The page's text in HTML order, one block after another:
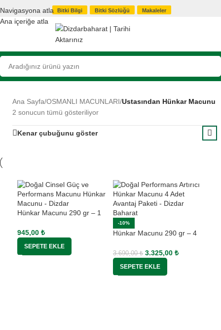
Navigasyona atla
Ana içeriğe atla
Makaleler
Bitki Sözlüğü
Bitki Bilgi
Ana Sayfa/OSMANLI MACUNLARI/Ustasından Hünkar Macunu
2 sonucun tümü gösteriliyor
Kenar çubuğunu göster
Hünkar Macunu 290 gr – 1
945,00 ₺
SEPETE EKLE
-10%
Hünkar Macunu 290 gr – 4
3.690,00₺ 3.325,00 ₺
SEPETE EKLE